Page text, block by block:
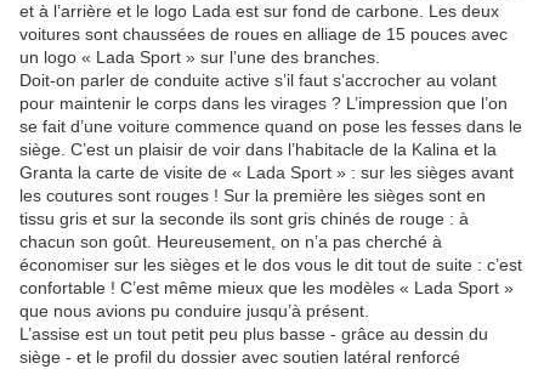
et à l’arrière et le logo Lada est sur fond de carbone. Les deux
voitures sont chaussées de roues en alliage de 15 pouces avec
un logo « Lada Sport » sur l’une des branches.
Doit-on parler de conduite active s’il faut s’accrocher au volant
pour maintenir le corps dans les virages ? L’impression que l’on
se fait d’une voiture commence quand on pose les fesses dans le
siège. C’est un plaisir de voir dans l’habitacle de la Kalina et la
Granta la carte de visite de « Lada Sport » : sur les sièges avant
les coutures sont rouges ! Sur la première les sièges sont en
tissu gris et sur la seconde ils sont gris chinés de rouge : à
chacun son goût. Heureusement, on n’a pas cherché à
économiser sur les sièges et le dos vous le dit tout de suite : c’est
confortable ! C’est même mieux que les modèles « Lada Sport »
que nous avions pu conduire jusqu’à présent.
L’assise est un tout petit peu plus basse - grâce au dessin du
siège - et le profil du dossier avec soutien latéral renforcé